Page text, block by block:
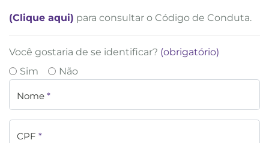
(Clique aqui) para consultar o Código de Conduta.
Você gostaria de se identificar? (obrigatório)
Sim
Não
Nome *
CPF *